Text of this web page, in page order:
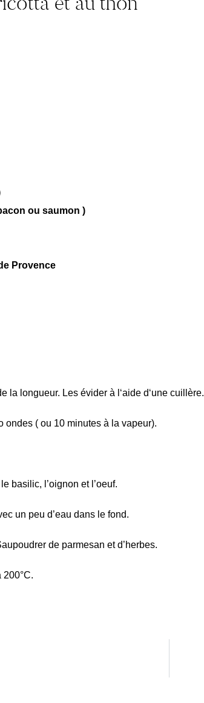
ou saumon )
Provence
la longueur. Les évider à l‘aide d‘une cuillère.
ondes ( ou 10 minutes à la vapeur).
basilic, l’oignon et l’oeuf.
un peu d’eau dans le fond.
de parmesan et d’herbes.
200°C.